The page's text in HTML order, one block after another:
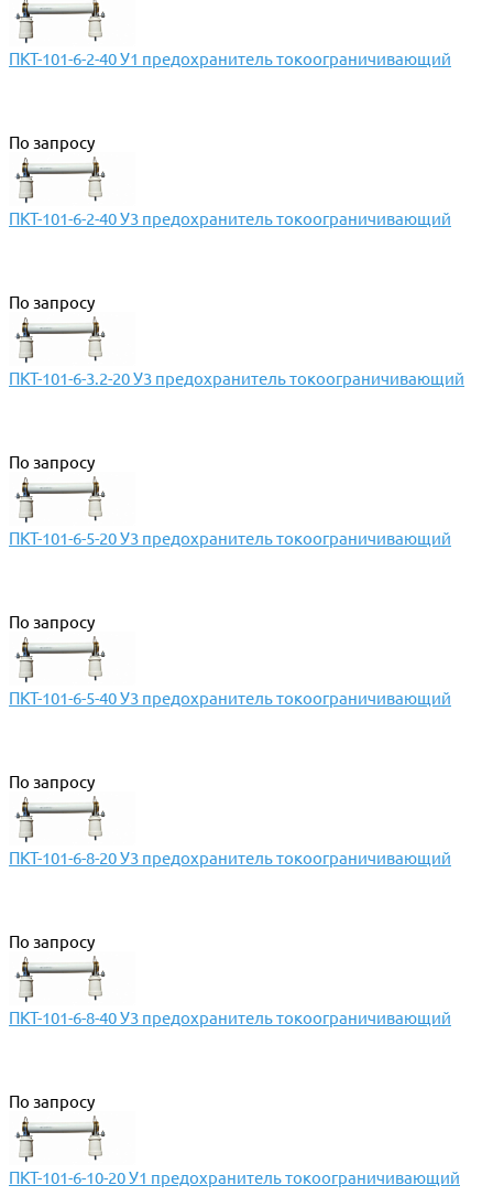
ПКТ-101-6-2-40 У1 предохранитель токоограничивающий
По запросу
ПКТ-101-6-2-40 У3 предохранитель токоограничивающий
По запросу
ПКТ-101-6-3.2-20 У3 предохранитель токоограничивающий
По запросу
ПКТ-101-6-5-20 У3 предохранитель токоограничивающий
По запросу
ПКТ-101-6-5-40 У3 предохранитель токоограничивающий
По запросу
ПКТ-101-6-8-20 У3 предохранитель токоограничивающий
По запросу
ПКТ-101-6-8-40 У3 предохранитель токоограничивающий
По запросу
ПКТ-101-6-10-20 У1 предохранитель токоограничивающий